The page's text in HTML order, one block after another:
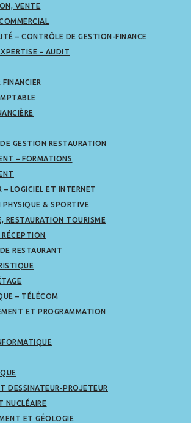
VENTE
– CONTRÔLE DE GESTION-FINANCE
– AUDIT
FINANCIER
GESTION RESTAURATION
– FORMATIONS
– LOGICIEL ET INTERNET
PHYSIQUE & SPORTIVE
RESTAURATION TOURISME
RESTAURANT
– TÉLÉCOM
ET PROGRAMMATION
DESSINATEUR-PROJETEUR
NUCLÉAIRE
ET GÉOLOGIE